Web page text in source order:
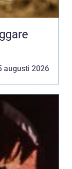
augusti 2026